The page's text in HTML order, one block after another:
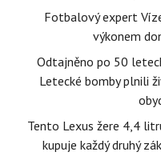
Fotbalový expert
výkonem
Odtajněno po 50
Letecké bomby plnili
Tento Lexus žere 4,4
kupuje každý druhý